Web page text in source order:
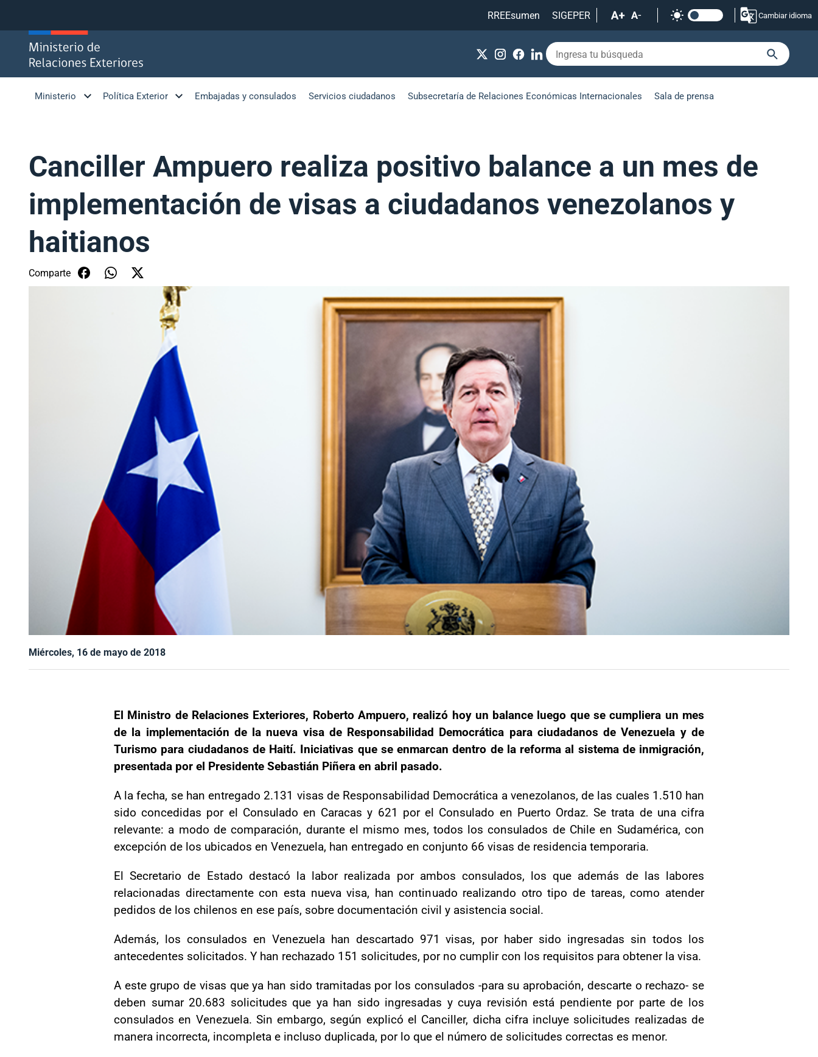
RREEsumen
SIGEPER Cambiar idioma
Ministerio Política Exterior Embajadas y consulados Servicios ciudadanos Subsecretaría de Relaciones Económicas Internacionales Sala de prensa
Canciller Ampuero realiza positivo balance a un mes de
implementación de visas a ciudadanos venezolanos y
haitianos
Comparte
Miércoles, 16 de mayo de 2018
El Ministro de Relaciones Exteriores, Roberto Ampuero, realizó hoy un balance luego que se cumpliera un mes
de la implementación de la nueva visa de Responsabilidad Democrática para ciudadanos de Venezuela y de
Turismo para ciudadanos de Haití. Iniciativas que se enmarcan dentro de la reforma al sistema de inmigración,
presentada por el Presidente Sebastián Piñera en abril pasado.
A la fecha, se han entregado 2.131 visas de Responsabilidad Democrática a venezolanos, de las cuales 1.510 han
sido concedidas por el Consulado en Caracas y 621 por el Consulado en Puerto Ordaz. Se trata de una cifra
relevante: a modo de comparación, durante el mismo mes, todos los consulados de Chile en Sudamérica, con
excepción de los ubicados en Venezuela, han entregado en conjunto 66 visas de residencia temporaria.
El Secretario de Estado destacó la labor realizada por ambos consulados, los que además de las labores
relacionadas directamente con esta nueva visa, han continuado realizando otro tipo de tareas, como atender
pedidos de los chilenos en ese país, sobre documentación civil y asistencia social.
Además, los consulados en Venezuela han descartado 971 visas, por haber sido ingresadas sin todos los
antecedentes solicitados. Y han rechazado 151 solicitudes, por no cumplir con los requisitos para obtener la visa.
A este grupo de visas que ya han sido tramitadas por los consulados -para su aprobación, descarte o rechazo- se
deben sumar 20.683 solicitudes que ya han sido ingresadas y cuya revisión está pendiente por parte de los
consulados en Venezuela. Sin embargo, según explicó el Canciller, dicha cifra incluye solicitudes realizadas de
manera incorrecta, incompleta e incluso duplicada, por lo que el número de solicitudes correctas es menor.